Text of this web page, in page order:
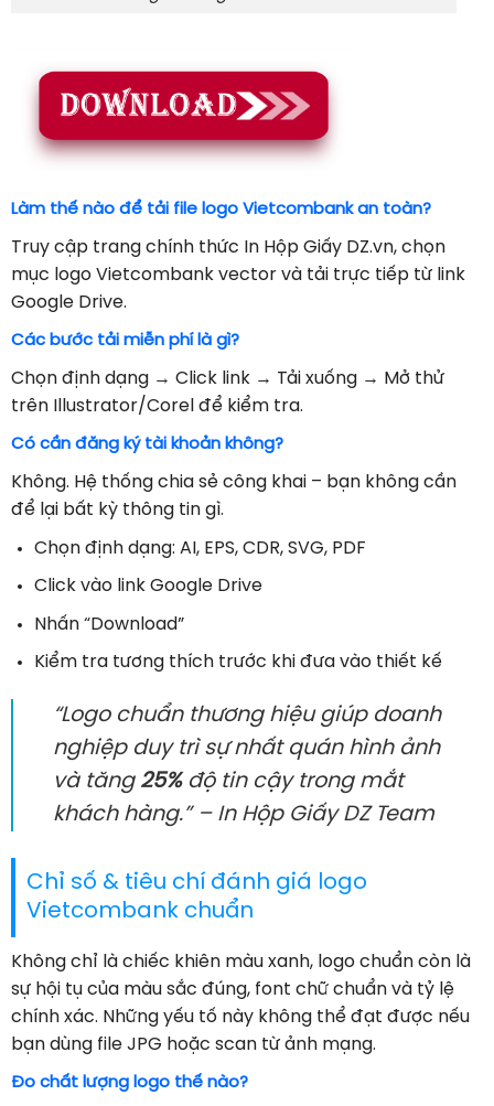
Làm thế nào để tải file logo Vietcombank an toàn?
Truy cập trang chính thức In Hộp Giấy DZ.vn, chọn
mục logo Vietcombank vector và tải trực tiếp từ link
Google Drive.
Các bước tải miễn phí là gì?
Chọn định dạng → Click link → Tải xuống → Mở thử
trên Illustrator/Corel để kiểm tra.
Có cần đăng ký tài khoản không?
Không. Hệ thống chia sẻ công khai – bạn không cần
để lại bất kỳ thông tin gì.
Chọn định dạng: AI, EPS, CDR, SVG, PDF
Click vào link Google Drive
Nhấn “Download”
Kiểm tra tương thích trước khi đưa vào thiết kế
“Logo chuẩn thương hiệu giúp doanh
nghiệp duy trì sự nhất quán hình ảnh
và tăng 25%độ tin cậy trong mắt
khách hàng.” – In Hộp Giấy DZ Team
Chỉ số & tiêu chí đánh giá logo
Vietcombank chuẩn
Không chỉ là chiếc khiên màu xanh, logo chuẩn còn là
sự hội tụ của màu sắc đúng, font chữ chuẩn và tỷ lệ
chính xác. Những yếu tố này không thể đạt được nếu
bạn dùng file JPG hoặc scan từ ảnh mạng.
Đo chất lượng logo thế nào?